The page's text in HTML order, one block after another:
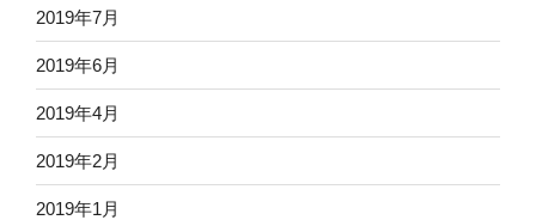
2019年7月
2019年6月
2019年4月
2019年2月
2019年1月